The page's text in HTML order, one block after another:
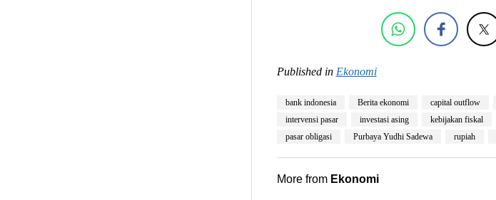
Published in Ekonomi
bank indonesia Berita ekonomi capital outflow
intervensi pasar
investasi asing kebijakan fiskal
pasar obligasi
Purbaya Yudhi Sadewa rupiah
More from Ekonomi